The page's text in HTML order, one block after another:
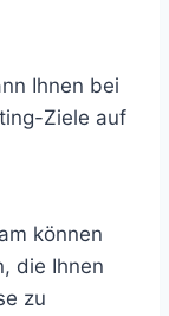
Ihnen bei
Ziele auf
können
die Ihnen
zu